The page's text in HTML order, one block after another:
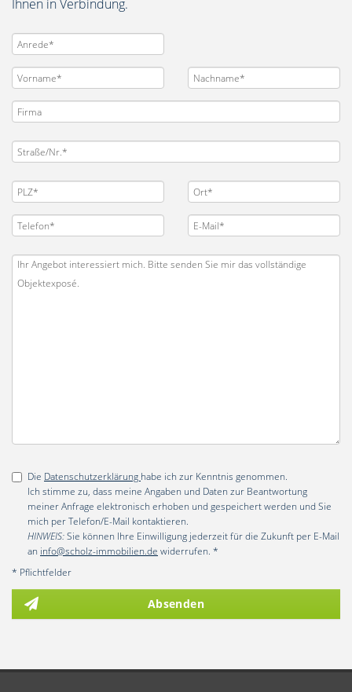
Ihnen in Verbindung.
Die Datenschutzerklärung habe ich zur Kenntnis genommen.
Ich stimme zu, dass meine Angaben und Daten zur Beantwortung
meiner Anfrage elektronisch erhoben und gespeichert werden und Sie
mich per Telefon/E-Mail kontaktieren.
HINWEIS:Sie können Ihre Einwilligung jederzeit für die Zukunft per E-Mail
an info@scholz-immobilien.de widerrufen. *
* Pflichtfelder
Absenden